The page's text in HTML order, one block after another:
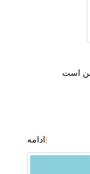
است
|ادامه